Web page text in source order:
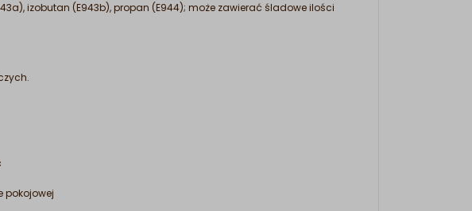
izobutan (E943b), propan (E944); może zawierać śladowe ilości
pokojowej